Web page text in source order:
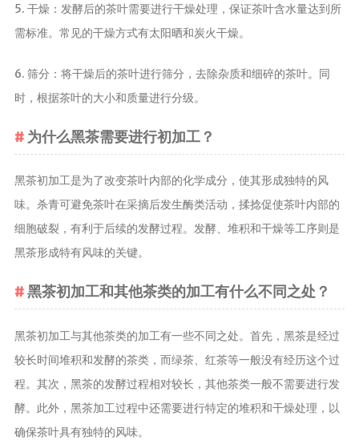
5. 干燥：发酵后的茶叶需要进行干燥处理，保证茶叶含水量达到所
需标准。常见的干燥方式有太阳晒和炭火干燥。
6. 筛分：将干燥后的茶叶进行筛分，去除杂质和细碎的茶叶。同
时，根据茶叶的大小和质量进行分级。
为什么黑茶需要进行初加工？
黑茶初加工是为了改变茶叶内部的化学成分，使其形成独特的风
味。杀青可避免茶叶在采摘后发生酶类活动，揉捻促使茶叶内部的
细胞破裂，有利于后续的发酵过程。发酵、堆积和干燥等工序则是
黑茶形成特有风味的关键。
黑茶初加工和其他茶类的加工有什么不同之处？
黑茶初加工与其他茶类的加工有一些不同之处。首先，黑茶是经过
较长时间堆积和发酵的茶类，而绿茶、红茶等一般没有经历这个过
程。其次，黑茶的发酵过程相对较长，其他茶类一般不需要进行发
酵。此外，黑茶加工过程中还需要进行特定的堆积和干燥处理，以
确保茶叶具有独特的风味。
茶艺
茶道
茶具
茶器
茶宠
态
健康养生
治疗脱发